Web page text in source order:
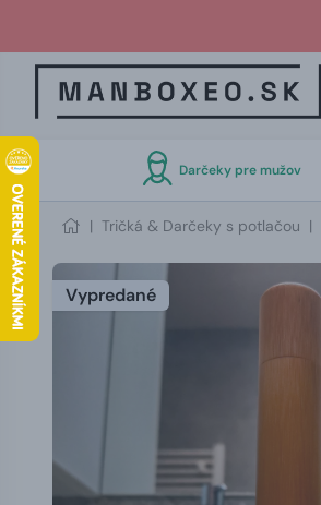
Darčeky pre mužov
| Tričká & Darčeky s potlačou |
Vypredané